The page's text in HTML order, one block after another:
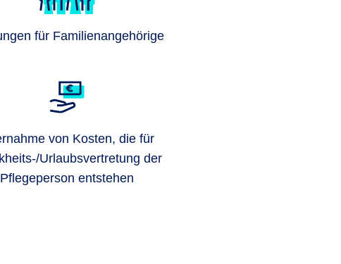
für Familienangehörige
von Kosten, die für
Urlaubsvertretung der
Pflegeperson entstehen